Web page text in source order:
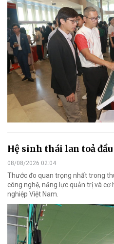
Hệ sinh thái lan toả
08/08/2026 02:04
Thước đo quan trọng nhất trong
công nghệ, năng lực quản trị và
nghiệp Việt Nam.